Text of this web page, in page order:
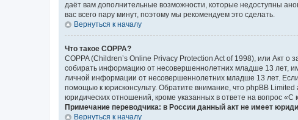
даёт вам дополнительные возможности, которые недоступны
вас всего пару минут, поэтому мы рекомендуем это сделать.
Вернуться к началу
Что такое COPPA?
COPPA (Children’s Online Privacy Protection Act of 1998), или Акт
собирать информацию от несовершеннолетних младше 13 лет,
личной информации от несовершеннолетних младше 13 лет.
помощью к юрисконсульту. Обратите внимание, что phpBB
юридических отношений, кроме указанных в ответе на вопрос
Примечание переводчика: в России данный акт не имеет
Вернуться к началу